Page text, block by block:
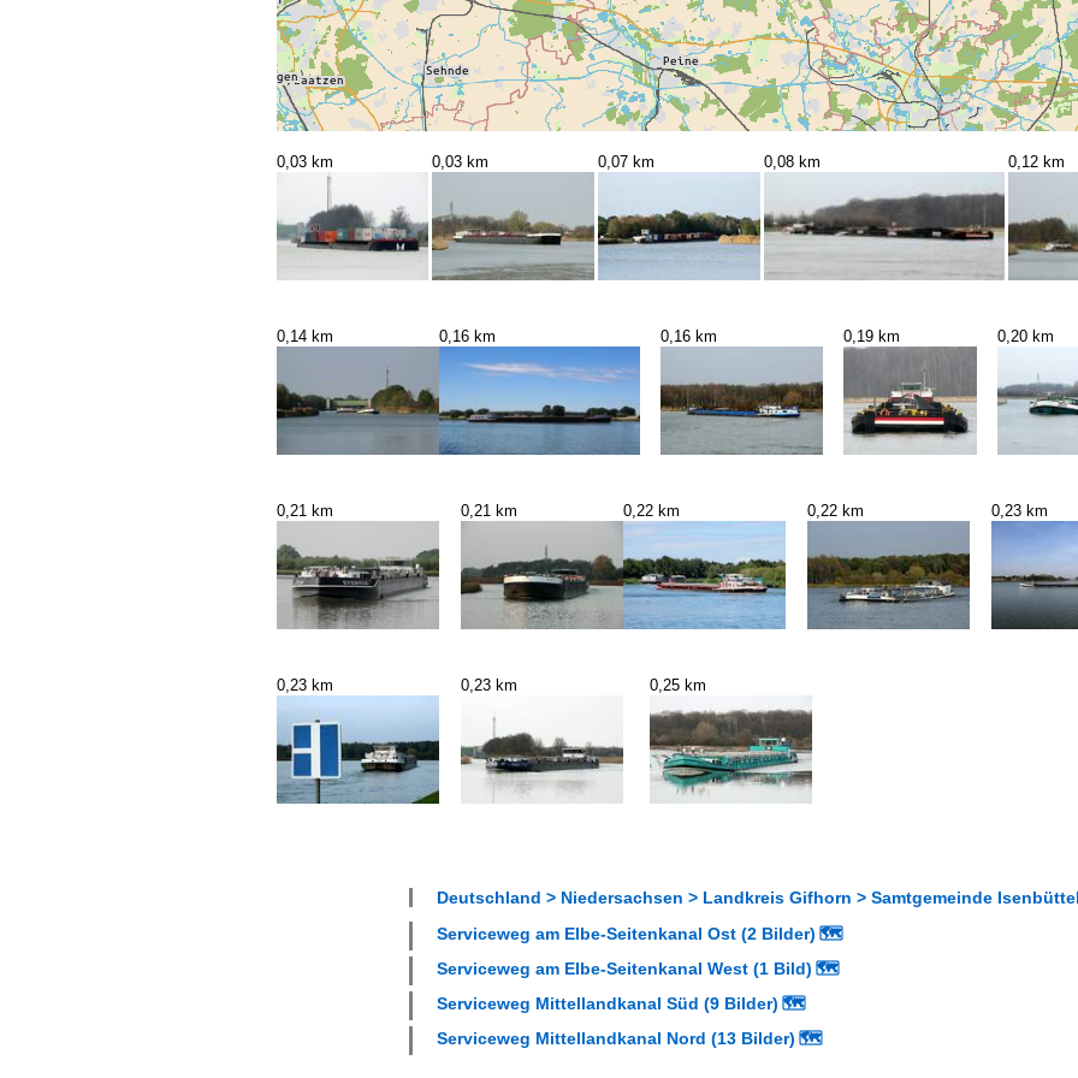
0,03 km 0,03 km 0,07 km 0,08 km 0,12 km
0,14 km 0,16 km 0,16 km 0,19 km 0,20 km
0,21 km 0,21 km 0,22 km 0,22 km 0,23 km
0,23 km 0,23 km 0,25 km
Deutschland > Niedersachsen > Landkreis Gifhorn > Samtgemeinde
Serviceweg am Elbe-Seitenkanal Ost (2 Bilder) 🗺
Serviceweg am Elbe-Seitenkanal West (1 Bild) 🗺
Serviceweg Mittellandkanal Süd (9 Bilder) 🗺
Serviceweg Mittellandkanal Nord (13 Bilder) 🗺